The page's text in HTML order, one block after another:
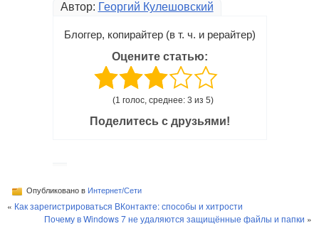
Автор: Георгий Кулешовский
Блоггер, копирайтер (в т. ч. и рерайтер)
Оцените статью:
(1 голос, среднее: 3 из 5)
Поделитесь с друзьями!
Опубликовано в Интернет/Сети
« Как зарегистрироваться ВКонтакте: способы и хитрости
Почему в Windows 7 не удаляются защищённые файлы и папки »